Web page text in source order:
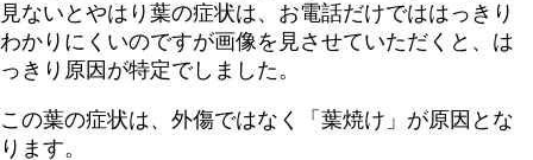
見ないとやはり葉の症状は、お電話だけでははっきり
わかりにくいのですが画像を見させていただくと、は
っきり原因が特定でしました。
この葉の症状は、外傷ではなく「葉焼け」が原因とな
ります。